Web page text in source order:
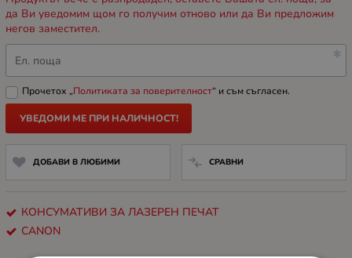
да Ви уведомим щом го получим отново или да Ви предложим
негов заместител.
Ел. поща
Прочетох „Политиката за поверителност“ и съм съгласен.
УВЕДОМИ МЕ ПРИ НАЛИЧНОСТ!
ДОБАВИ В ЛЮБИМИ СРАВНИ
КОНСУМАТИВИ ЗА ЛАЗЕРЕН ПЕЧАТ
CANON